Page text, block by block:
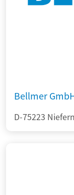
Bellmer
D-75223